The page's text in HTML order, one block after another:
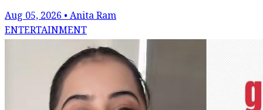
Aug 05, 2026 • Anita Ram
ENTERTAINMENT